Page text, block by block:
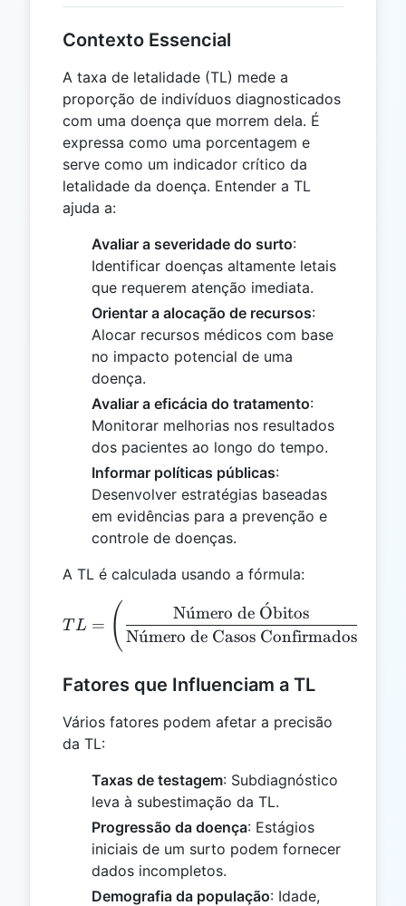
Contexto Essencial
A taxa de letalidade (TL) mede a
proporção de indivíduos diagnosticados
com uma doença que morrem dela. É
expressa como uma porcentagem e
serve como um indicador crítico da
letalidade da doença. Entender a TL
ajuda a:
Avaliar a severidade do surto:
Identificar doenças altamente letais
que requerem atenção imediata.
Orientar a alocação de recursos:
Alocar recursos médicos com base
no impacto potencial de uma
doença.
Avaliar a eficácia do tratamento:
Monitorar melhorias nos resultados
dos pacientes ao longo do tempo.
Informar políticas públicas:
Desenvolver estratégias baseadas
em evidências para a prevenção e
controle de doenças.
A TL é calculada usando a fórmula:
TL =
T L = ( Nu
ˊmero de Casos Confirmados
Nu
ˊmero de O
ˊbitos
Fatores que Influenciam a TL
Vários fatores podem afetar a precisão
da TL:
Taxas de testagem: Subdiagnóstico
leva à subestimação da TL.
Progressão da doença: Estágios
iniciais de um surto podem fornecer
dados incompletos.
Demografia da população: Idade,